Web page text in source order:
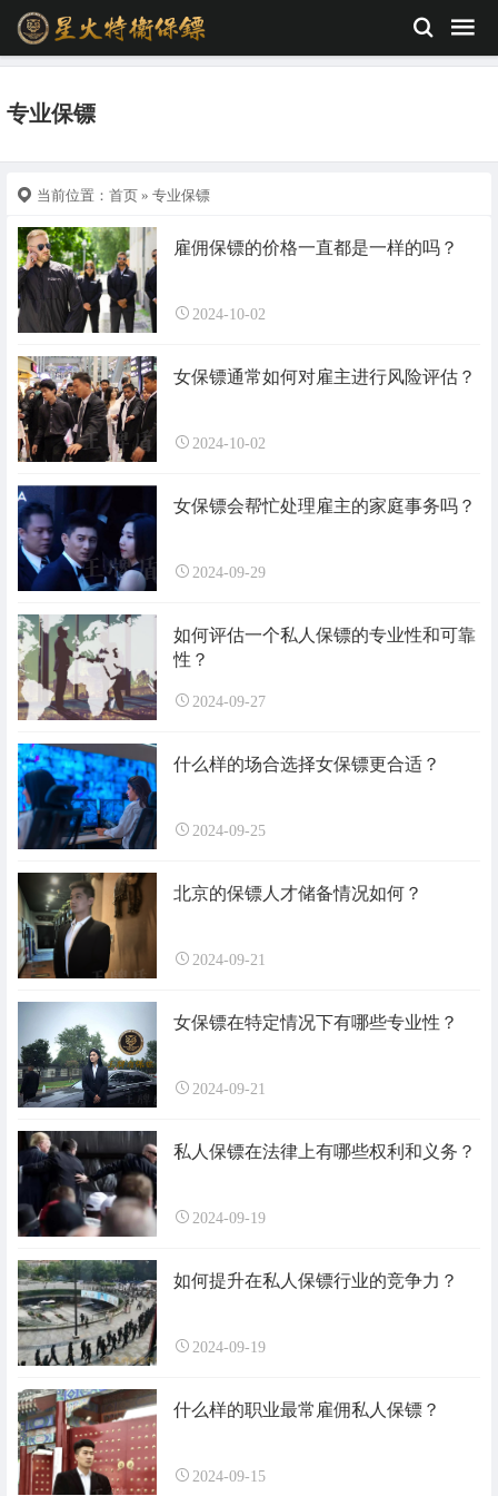
专业保镖
当前位置： 首页 » 专业保镖
雇佣保镖的价格一直都是一样的吗？
2024-10-02
女保镖通常如何对雇主进行风险评估？
2024-10-02
女保镖会帮忙处理雇主的家庭事务吗？
2024-09-29
如何评估一个私人保镖的专业性和可靠
性？
2024-09-27
什么样的场合选择女保镖更合适？
2024-09-25
北京的保镖人才储备情况如何？
2024-09-21
女保镖在特定情况下有哪些专业性？
2024-09-21
私人保镖在法律上有哪些权利和义务？
2024-09-19
如何提升在私人保镖行业的竞争力？
2024-09-19
什么样的职业最常雇佣私人保镖？
2024-09-15